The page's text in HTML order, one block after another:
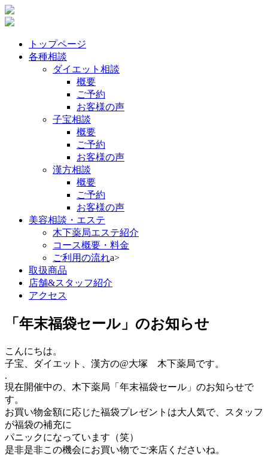
トップページ
各種相談
ダイエット相談
概要
ご予約
お客様の声
子宝相談
概要
ご予約
お客様の声
漢方相談
概要
ご予約
お客様の声
美容相談・エステ
木下薬局エステ紹介
コース概要・料金
ご利用の流れa>
取扱商品
店舗&スタッフ紹介
アクセス
「年末福袋セール」のお知らせ
こんにちは。
子宝、ダイエット、漢方の@大塚 木下薬局です。
.
現在開催中の、木下薬局「年末福袋セール」のお知らせで
す。
お買い物金額に応じた福袋プレゼントは大人気で、スタッフ
が福袋の補充に
パニックになっています（笑）
是非是非この機会にお買い物でご来店くださいね。